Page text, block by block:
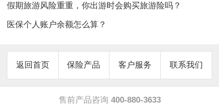
假期旅游风险重重，你出游时会购买旅游险吗？
医保个人账户余额怎么算？
返回首页 保险产品 客户服务 联系我们
售前产品咨询 400-880-3633